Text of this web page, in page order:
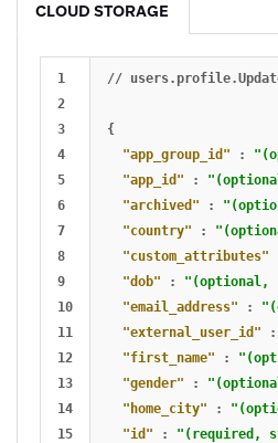
CLOUD STORAGE
1
2
3
4
5
6
7
8
9
10
11
12
13
14
15
//
{
"app_group_id"
:
"app_id"
:
"archived"
:
"country"
:
"custom_attributes"
"dob"
:
"(optional,
"email_address"
:
"external_user_id"
:
"first_name"
:
"gender"
:
"home_city"
:
"id"
:
"(required,